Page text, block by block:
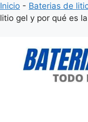
Inicio - Baterias de
litio gel y por qué es
contenido